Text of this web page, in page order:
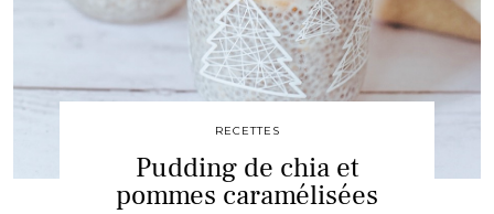
RECETTES
Pudding de chia et
pommes caramélisées